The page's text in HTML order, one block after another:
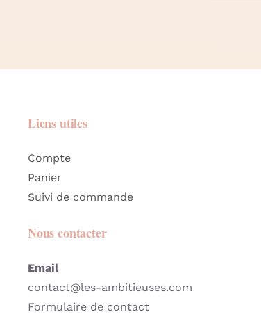
Liens utiles
Compte
Panier
Suivi de commande
Nous contacter
Email
contact@les-ambitieuses.com
Formulaire de contact